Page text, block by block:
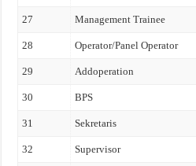
27 Management Trainee
28 Operator/Panel Operator
29 Addoperation
30 BPS
31 Sekretaris
32 Supervisor